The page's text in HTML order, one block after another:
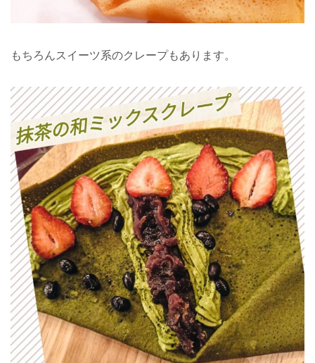
もちろんスイーツ系のクレープもあります。